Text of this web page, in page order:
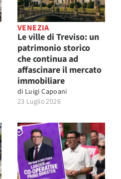
VENEZIA
Le ville di Treviso: un
patrimonio storico
che continua ad
affascinare il mercato
immobiliare
di Luigi Capoani
23 Luglio 2026